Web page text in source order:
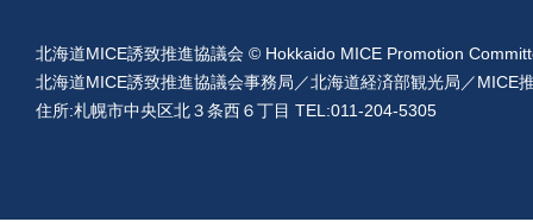
北海道MICE誘致推進協議会 © Hokkaido MICE Promotion
北海道MICE誘致推進協議会事務局／北海道経済部観光局／MICE
住所:札幌市中央区北３条西６丁目 TEL:011-204-5305